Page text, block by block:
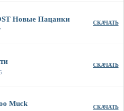
Новые Пацанки СКАЧАТЬ
СКАЧАТЬ
Muck СКАЧАТЬ